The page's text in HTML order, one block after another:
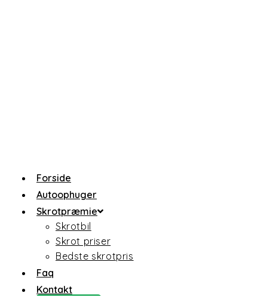
Forside
Autoophuger
Skrotpræmie
Skrotbil
Skrot priser
Bedste skrotpris
Faq
Kontakt